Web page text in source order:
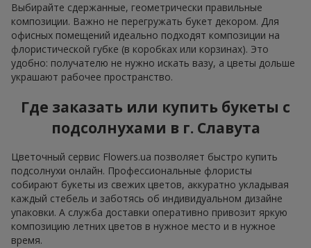
Выбирайте сдержанные, геометрически правильные
композиции. Важно не перегружать букет декором. Для
офисных помещений идеально подходят композиции на
флористической губке (в коробках или корзинах). Это
удобно: получателю не нужно искать вазу, а цветы дольше
украшают рабочее пространство.
Где заказать или купить букеты с
подсолнухами в г. Славута
Цветочный сервис Flowers.ua позволяет быстро купить
подсолнухи онлайн. Профессиональные флористы
собирают букеты из свежих цветов, аккуратно укладывая
каждый стебель и заботясь об индивидуальном дизайне
упаковки. А служба доставки оперативно привозит яркую
композицию летних цветов в нужное место и в нужное
время.